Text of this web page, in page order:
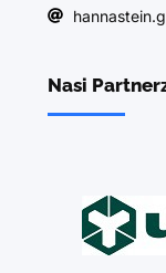
Nasi